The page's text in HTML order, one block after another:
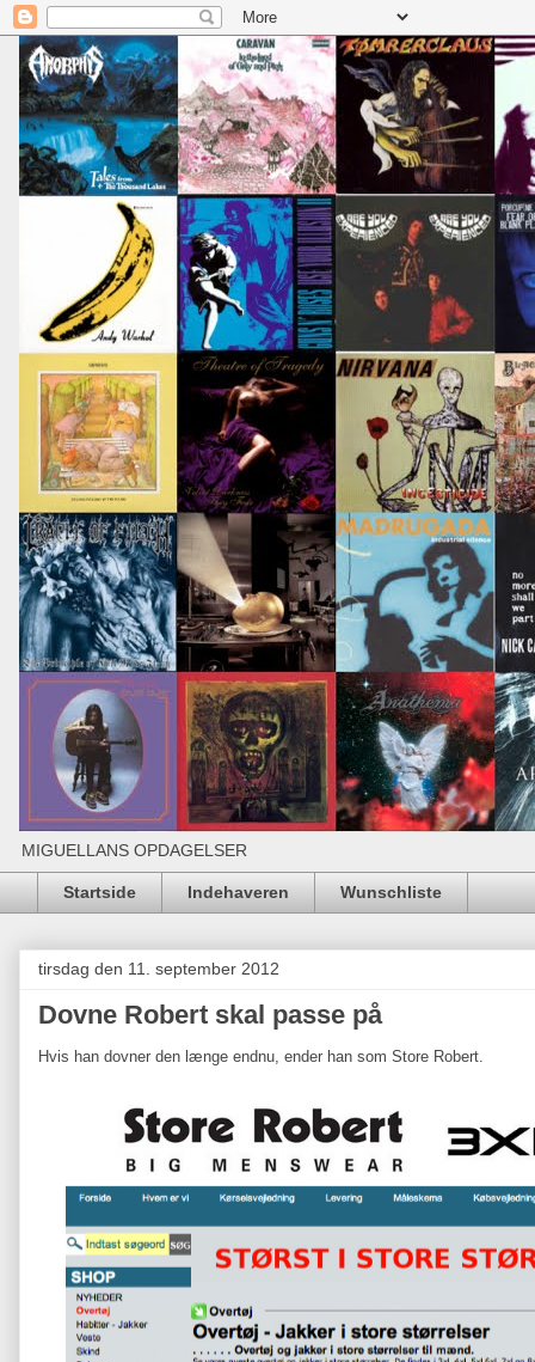
MIGUELLANS OPDAGELSER
Startside Indehaveren Wunschliste
tirsdag den 11. september 2012
Dovne Robert skal passe på
Hvis han dovner den længe endnu, ender han som Store Robert.